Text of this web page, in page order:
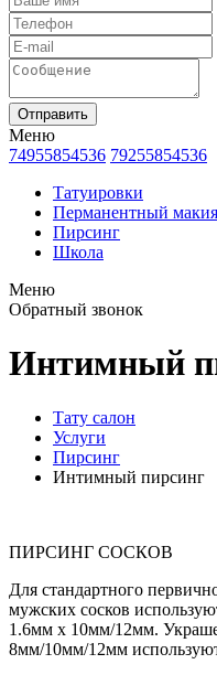
Отправить
Меню
74955854536 79255854536
Татуировки
Перманентный
Пирсинг
Школа
Меню
Обратный звонок
Интимный
Тату салон
Услуги
Пирсинг
Интимный пирсинг
ПИРСИНГ СОСКОВ
Для стандартного
мужских сосков
1.6мм х 10мм/12мм.
8мм/10мм/12мм